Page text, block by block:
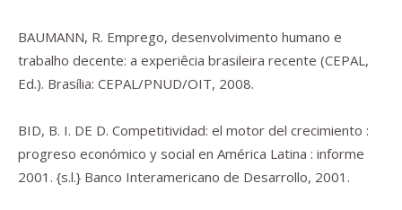
BAUMANN, R. Emprego, desenvolvimento humano e
trabalho decente: a experiêcia brasileira recente (CEPAL,
Ed.). Brasília: CEPAL/PNUD/OIT, 2008.
BID, B. I. DE D. Competitividad: el motor del crecimiento :
progreso económico y social en América Latina : informe
2001. {s.l.} Banco Interamericano de Desarrollo, 2001.